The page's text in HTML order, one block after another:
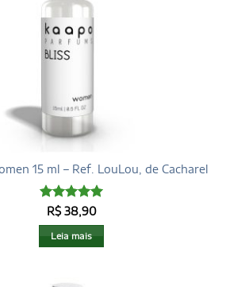
15 ml – Ref. LouLou, de Cacharel
Avaliação5
de 5
R$38,90
Leia mais